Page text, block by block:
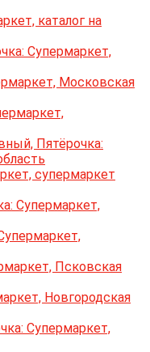
каталог на
Супермаркет,
Московская
Пятёрочка:
супермаркет
Супермаркет,
Псковская
Новгородская
Супермаркет,